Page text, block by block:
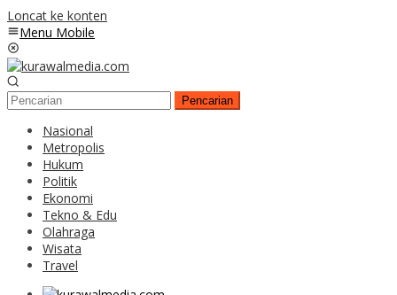
Loncat ke konten
Menu Mobile
Pencarian
Nasional
Metropolis
Hukum
Politik
Ekonomi
Tekno & Edu
Olahraga
Wisata
Travel